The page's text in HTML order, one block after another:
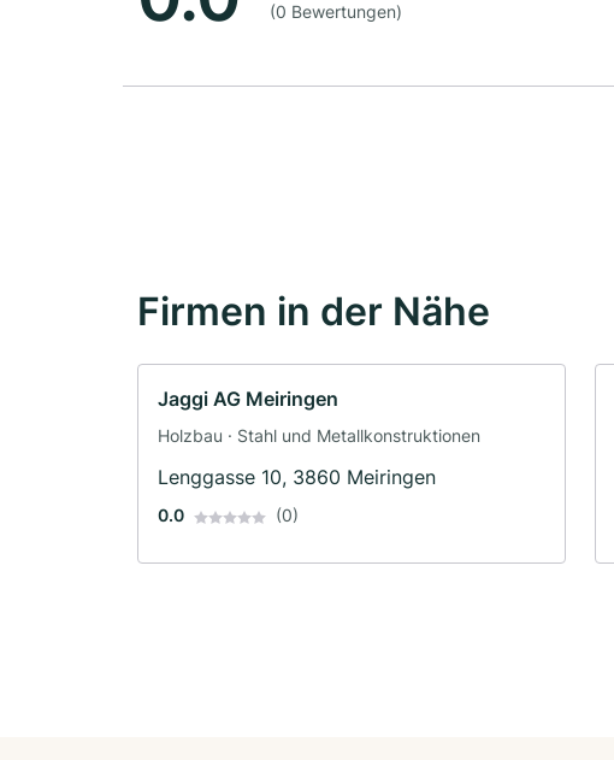
(0 Bewertungen)
Firmen in der Nähe
Jaggi AG Meiringen
Holzbau · Stahl und Metallkonstruktionen
Lenggasse 10, 3860 Meiringen
0.0 (0)